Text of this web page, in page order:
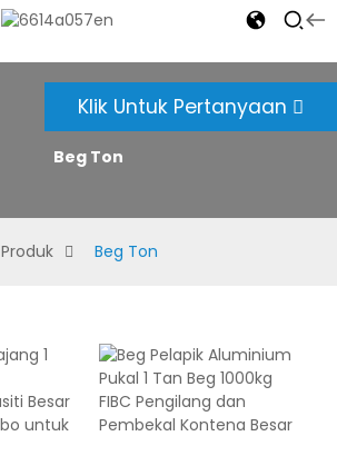
Klik Untuk Pertanyaan
Beg Ton
Produk Beg Ton